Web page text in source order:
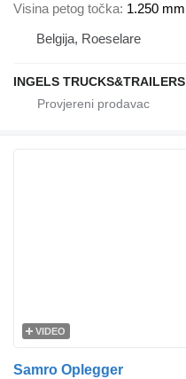
Visina petog točka 1.250 mm
Belgija, Roeselare
INGELS TRUCKS&TRAILERS
VIDEO
Samro Oplegger